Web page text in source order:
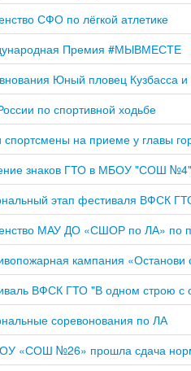
СФО по лёгкой атлетике
Премия #МЫВМЕСТЕ
Юный пловец Кузбасса
по спортивной ходьбе
на приеме у главы
знаков ГТО в МБОУ "СОШ №4"
этап фестиваля ВФСК
МАУ ДО «СШОР по ЛА» по
кампания «Останови
ВФСК ГТО "В одном строю с
соревонования по ЛА
«СОШ №26» прошла сдача